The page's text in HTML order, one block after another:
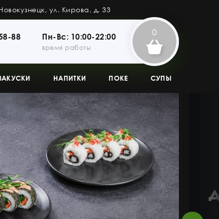
ул. Кирова, д. 33
88 Пн-Вс: 10:00-22:00
время работы
0
НАПИТКИ ПОКЕ СУПЫ